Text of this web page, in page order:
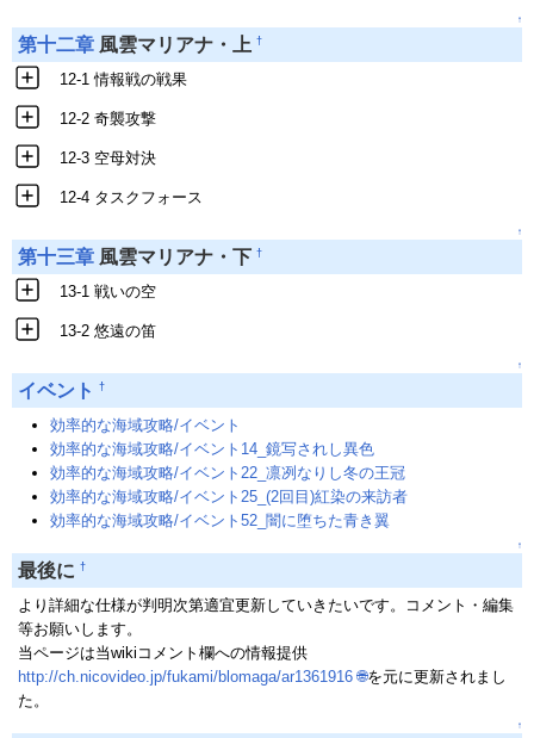
↑
第十二章 風雲マリアナ・上 †
12-1 情報戦の戦果
12-2 奇襲攻撃
12-3 空母対決
12-4 タスクフォース
↑
第十三章 風雲マリアナ・下 †
13-1 戦いの空
13-2 悠遠の笛
↑
イベント †
効率的な海域攻略/イベント
効率的な海域攻略/イベント14_鏡写されし異色
効率的な海域攻略/イベント22_凛冽なりし冬の王冠
効率的な海域攻略/イベント25_(2回目)紅染の来訪者
効率的な海域攻略/イベント52_闇に堕ちた青き翼
↑
最後に †
より詳細な仕様が判明次第適宜更新していきたいです。コメント・編集
等お願いします。
当ページは当wikiコメント欄への情報提供
http://ch.nicovideo.jp/fukami/blomaga/ar1361916 🌐を元に更新されまし
た。
↑